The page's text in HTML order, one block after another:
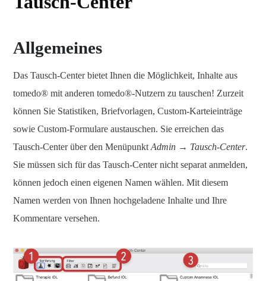
Allgemeines
Das Tausch-Center bietet Ihnen die Möglichkeit, Inhalte aus
tomedo® mit anderen tomedo®-Nutzern zu tauschen! Zurzeit
können Sie Statistiken, Briefvorlagen, Custom-Karteieinträge
sowie Custom-Formulare austauschen. Sie erreichen das
Tausch-Center über den Menüpunkt Admin → Tausch-Center.
Sie müssen sich für das Tausch-Center nicht separat anmelden,
können jedoch einen eigenen Namen wählen. Mit diesem
Namen werden von Ihnen hochgeladene Inhalte und Ihre
Kommentare versehen.